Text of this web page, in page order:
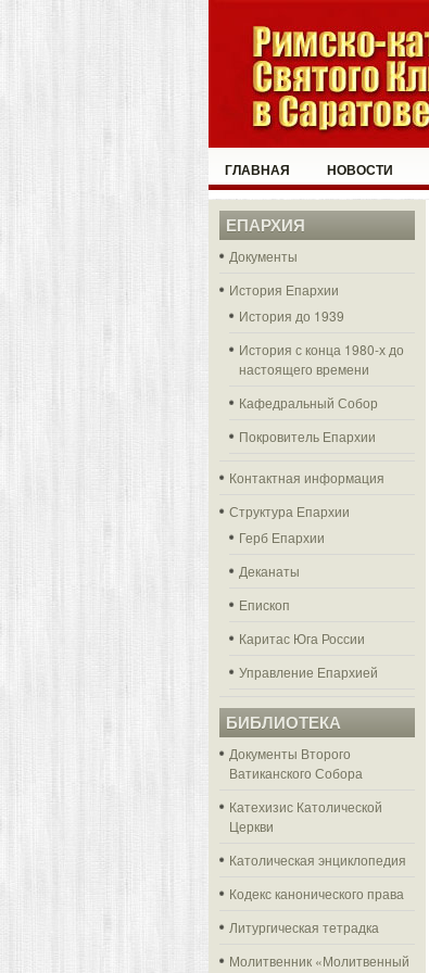
ГЛАВНАЯ НОВОСТИ
ЕПАРХИЯ
Документы
История Епархии
История до 1939
История с конца 1980-х до
настоящего времени
Кафедральный Собор
Покровитель Епархии
Контактная информация
Структура Епархии
Герб Епархии
Деканаты
Епископ
Каритас Юга России
Управление Епархией
БИБЛИОТЕКА
Документы Второго
Ватиканского Собора
Катехизис Католической
Церкви
Католическая энциклопедия
Кодекс канонического права
Литургическая тетрадка
Молитвенник «Молитвенный